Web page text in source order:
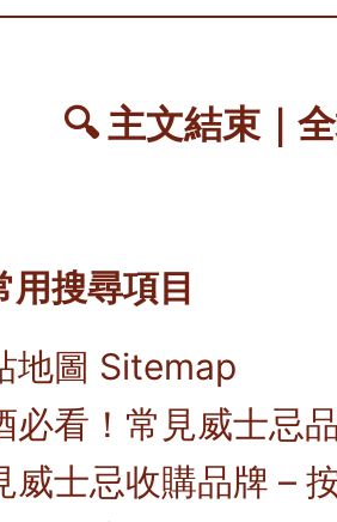
🔍 主文結束｜
用搜尋項目
地圖 Sitemap
必看！常見威士忌
威士忌收購品牌 –